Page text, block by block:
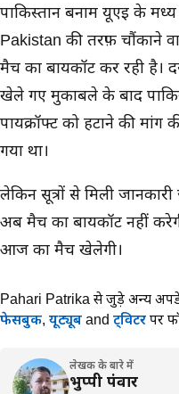
पाकिस्तान बनाम यूएई के
Pakistan की तरफ़ चौंकाने
मैच का बायकॉट कर रही है।
खेले गए मुकाबले के बाद
पायक्रॉफ्ट को हटाने की मांग
गया था।
लेकिन सूत्रों से मिली
अब मैच का बायकॉट नहीं
आज का मैच खेलेगी।
Pahari Patrika से जुड़े अन्य
फेसबुक, यूट्यूब and ट्विटर पर
लेखक के बारे में
भुप्पी पंवार